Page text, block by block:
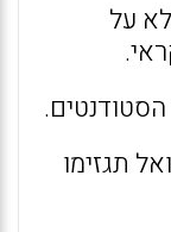
על
תגזימו